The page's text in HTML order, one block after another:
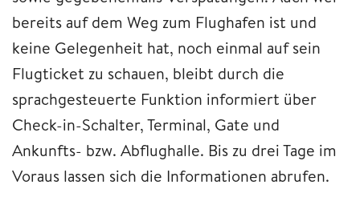
bereits auf dem Weg zum Flughafen ist und
keine Gelegenheit hat, noch einmal auf sein
Flugticket zu schauen, bleibt durch die
sprachgesteuerte Funktion informiert über
Check-in-Schalter, Terminal, Gate und
Ankunfts- bzw. Abflughalle. Bis zu drei Tage im
Voraus lassen sich die Informationen abrufen.